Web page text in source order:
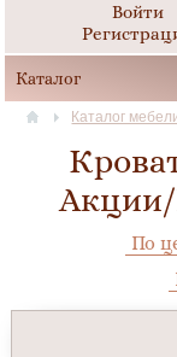
Войти
Каталог
По